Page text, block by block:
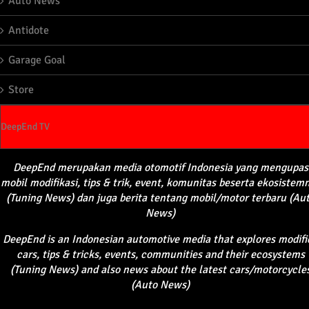
Antidote
Garage Goal
Store
DeepEnd TV
DeepEnd merupakanmedia otomotifIndonesia yangmengupas
mobil modifikasi, tips & trik, event, komunitas beserta
(Tuning News) dan juga berita tentang mobil/motor terbaru
News)
DeepEndis an Indonesian automotive media that explores
cars, tips & tricks, events, communities and their ecosystems
(Tuning News) and also news about the latest cars/
(Auto News)